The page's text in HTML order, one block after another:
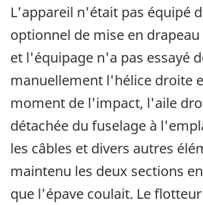
L'appareil n'était pas équipé
optionnel de mise en
et l'équipage n'a pas essayé
manuellement l'hélice droite
moment de l'impact, l'aile
détachée du fuselage à
les câbles et divers autres
maintenu les deux sections
que l'épave coulait. Le